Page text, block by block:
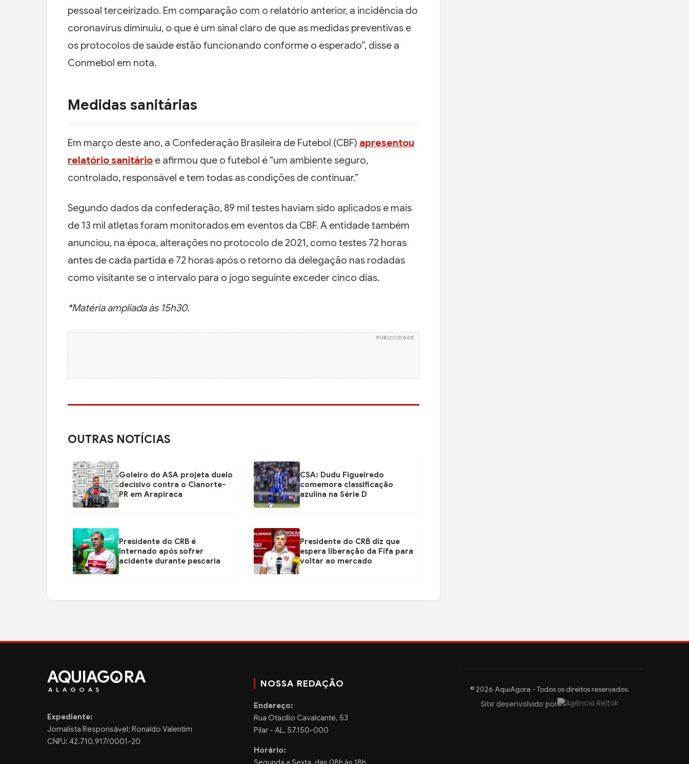
pessoal terceirizado. Em comparação com o relatório anterior, a incidência do
coronavírus diminuiu, o que é um sinal claro de que as medidas preventivas e
os protocolos de saúde estão funcionando conforme o esperado”, disse a
Conmebol em nota.
Medidas sanitárias
Em março deste ano, a Confederação Brasileira de Futebol (CBF) apresentou
relatório sanitário e afirmou que o futebol é “um ambiente seguro,
controlado, responsável e tem todas as condições de continuar.”
Segundo dados da confederação, 89 mil testes haviam sido aplicados e mais
de 13 mil atletas foram monitorados em eventos da CBF. A entidade também
anunciou, na época, alterações no protocolo de 2021, como testes 72 horas
antes de cada partida e 72 horas após o retorno da delegação nas rodadas
como visitante se o intervalo para o jogo seguinte exceder cinco dias.
*Matéria ampliada às 15h30.
PUBLICIDADE
OUTRAS NOTÍCIAS
Goleiro do ASA projeta duelo
decisivo contra o Cianorte-
PR em Arapiraca
CSA: Dudu Figueiredo
comemora classificação
azulina na Série D
Presidente do CRB é
internado após sofrer
acidente durante pescaria
Presidente do CRB diz que
espera liberação da Fifa para
voltar ao mercado
AQUIAG RA
ALAGOAS
Expediente:
Jornalista Responsável: Ronaldo Valentim
CNPJ: 42.710.917/0001-20
NOSSA REDAÇÃO
Endereço:
Rua Otacilio Cavalcante, 53
Pilar - AL, 57.150-000
Horário:
© 2026 AquiAgora - Todos os direitos reservados.
Site desenvolvido por